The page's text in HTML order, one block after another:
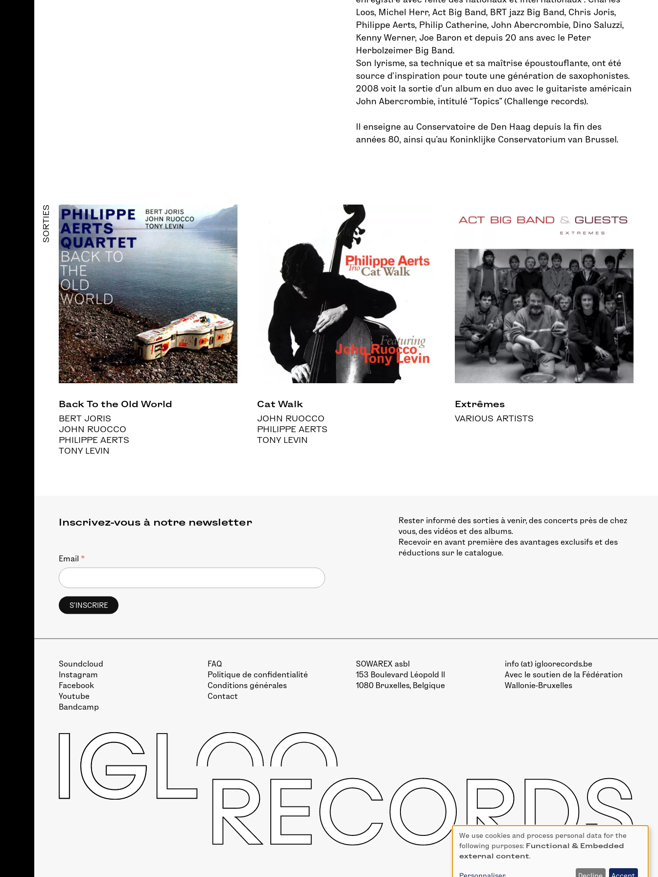
Loos, Michel Herr, Act Big Band, BRT jazz Big Band, Chris Joris,
Philippe Aerts, Philip Catherine, John Abercrombie, Dino Saluzzi,
Kenny Werner, Joe Baron et depuis 20 ans avec le Peter
Herbolzeimer Big Band.
Son lyrisme, sa technique et sa maîtrise époustouflante, ont été
source d’inspiration pour toute une génération de saxophonistes.
2008 voit la sortie d’un album en duo avec le guitariste américain
John Abercrombie, intitulé “Topics” (Challenge records).
Il enseigne au Conservatoire de Den Haag depuis la fin des
années 80, ainsi qu’au Koninklijke Conservatorium van Brussel.
SORTIES
Back To the Old World
BERT JORIS
JOHN RUOCCO
PHILIPPE AERTS
TONY LEVIN
Cat Walk
JOHN RUOCCO
PHILIPPE AERTS
TONY LEVIN
Extrêmes
VARIOUS ARTISTS
Rester informé des sorties à venir, des concerts près de chez
vous, des vidéos et des albums.
Recevoir en avant première des avantages exclusifs et des
réductions sur le catalogue.
Inscrivez-vous à notre newsletter
Email *
Soundcloud
Instagram
Facebook
Youtube
Bandcamp
FAQ
Politique de confidentialité
Conditions générales
Contact
SOWAREX asbl
153 Boulevard Léopold II
1080 Bruxelles, Belgique
info (at) igloorecords.be
Avec le soutien de la Fédération
Wallonie-Bruxelles
Use
of
personal
We use cookies and process personal data for the
following purposes: Functional & Embedded
external content.